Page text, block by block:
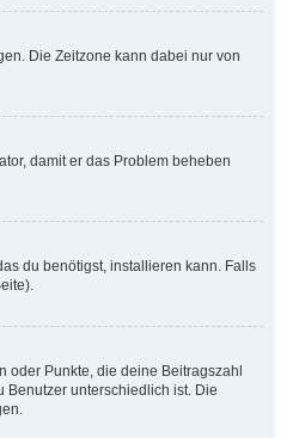
Die Zeitzone kann dabei nur von
damit er das Problem beheben
du benötigst, installieren kann. Falls
oder Punkte, die deine Beitragszahl
Benutzer unterschiedlich ist. Die